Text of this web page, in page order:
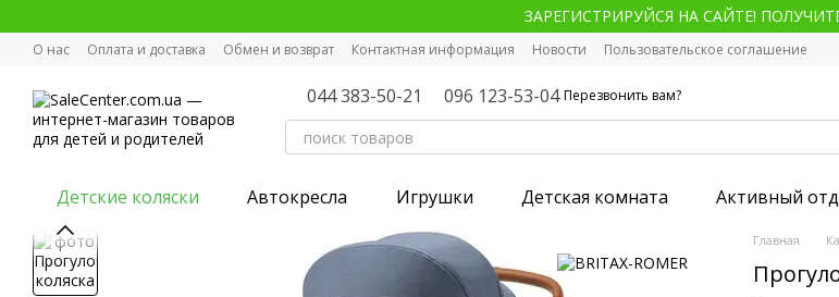
ЗАРЕГИСТРИРУЙСЯ НА САЙТЕ!
О нас Оплата и доставка Обмен и возврат Контактная информация Новости Пользовательское соглашение
044 383-50-21 096 123-53-04 Перезвонить вам?
Детские коляски Автокресла Игрушки Детская комната Активный
Главная